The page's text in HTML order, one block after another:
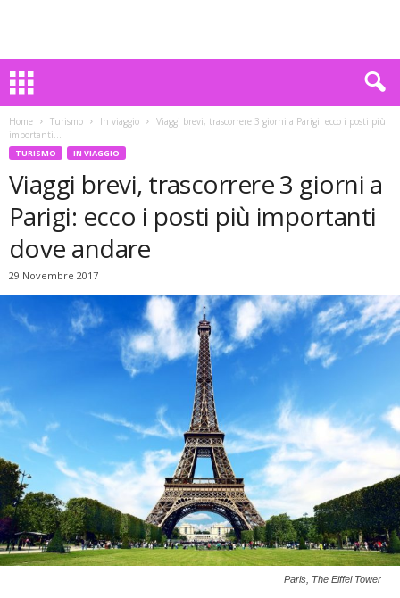
Home Turismo In viaggio
Viaggi brevi, trascorrere 3 giorni a Parigi: ecco i posti più
importanti...
TURISMO IN VIAGGIO
Viaggi brevi, trascorrere 3 giorni a
Parigi: ecco i posti più importanti
dove andare
29 Novembre 2017
Paris, The Eiffel Tower